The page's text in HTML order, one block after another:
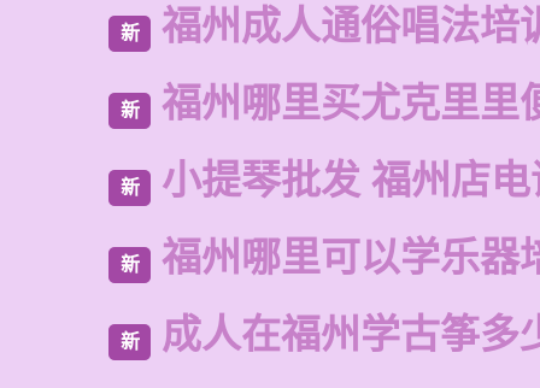
新 福州成人通俗唱法培
新 福州哪里买尤克里里
新 小提琴批发 福州店
新 福州哪里可以学乐器
新 成人在福州学古筝多